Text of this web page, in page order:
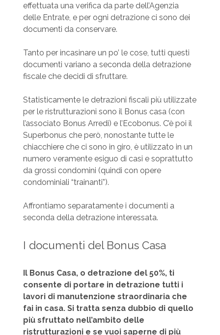
effettuata una verifica da parte dell’Agenzia
delle Entrate, e per ogni detrazione ci sono dei
documenti da conservare.
Tanto per incasinare un po’ le cose, tutti questi
documenti variano a seconda della detrazione
fiscale che decidi di sfruttare.
Statisticamente le detrazioni fiscali più utilizzate
per le ristrutturazioni sono il Bonus casa (con
l’associato Bonus Arredi) e l’Ecobonus. C’è poi il
Superbonus che però, nonostante tutte le
chiacchiere che ci sono in giro, è utilizzato in un
numero veramente esiguo di casi e soprattutto
da grossi condomini (quindi con opere
condominiali “trainanti”).
Affrontiamo separatamente i documenti a
seconda della detrazione interessata.
I documenti del Bonus Casa
Il Bonus Casa, o detrazione del 50%, ti
consente di portare in detrazione tutti i
lavori di manutenzione straordinaria che
fai in casa. Si tratta senza dubbio di quello
più sfruttato nell’ambito delle
ristrutturazioni e se vuoi saperne di più